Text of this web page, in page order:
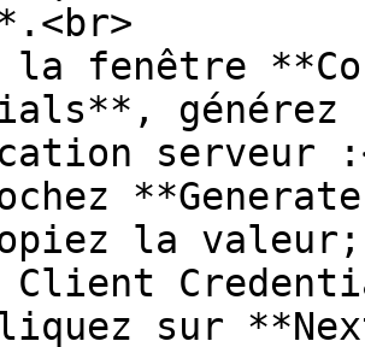
la fenêtre
serveur